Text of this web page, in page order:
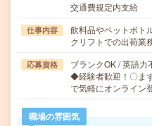
交通費規定内支給
仕事内容
飲料品やペットボト
クリフトでの出荷業
応募資格
ブランクOK / 英語力
◆経験者歓迎！〇ま
で気軽にオンライ
職場の雰囲気